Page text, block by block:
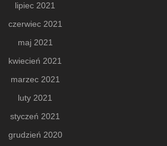
lipiec 2021
czerwiec 2021
maj 2021
kwiecień 2021
marzec 2021
luty 2021
styczeń 2021
grudzień 2020